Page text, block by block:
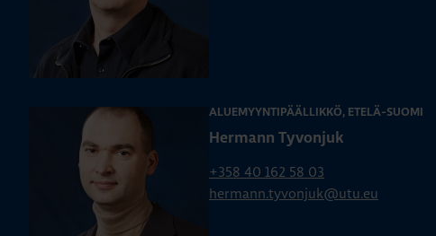
ALUEMYYNTIPÄÄLLIKKÖ, ETELÄ-SUOMI
Hermann Tyvonjuk
+358 40 162 58 03
hermann.tyvonjuk@utu.eu